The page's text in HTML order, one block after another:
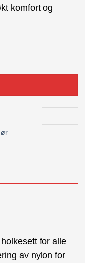
komfort og
for alle
av nylon for